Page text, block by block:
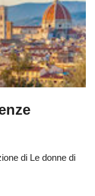
di Le donne di